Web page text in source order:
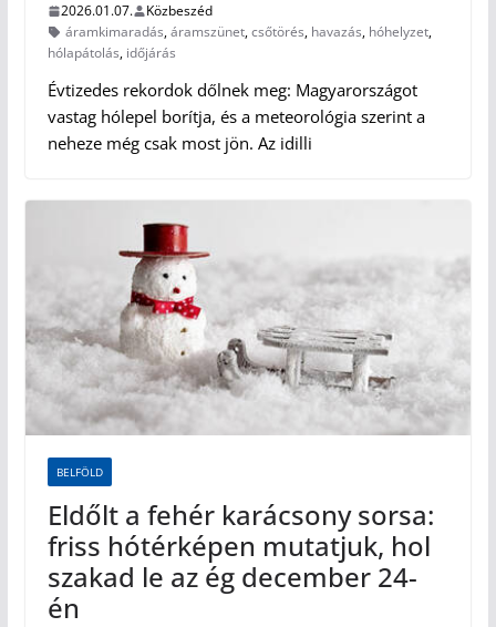
2026.01.07.
Közbeszéd
áramkimaradás,áramszünet,csőtörés, havazás, hóhelyzet,
hólapátolás, időjárás
Évtizedes rekordok dőlnek meg: Magyarországot
vastag hólepel borítja, és a meteorológia szerint a
neheze még csak most jön. Az idilli
BELFÖLD
Eldőlt a fehér karácsony sorsa:
friss hótérképen mutatjuk, hol
szakad le az ég december 24-
én